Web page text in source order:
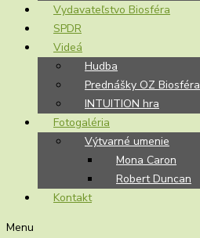
Vydavateľstvo Biosféra
SPDR
Videá
Hudba
Prednášky OZ Biosféra
INTUITION hra
Fotogaléria
Výtvarné umenie
Mona Caron
Robert Duncan
Kontakt
Menu